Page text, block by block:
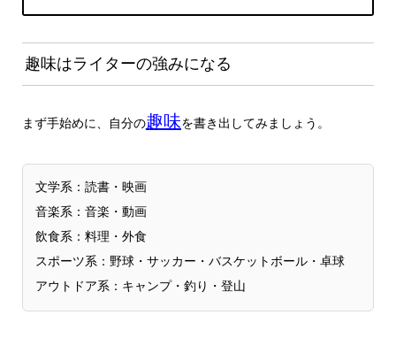
趣味はライターの強みになる
まず手始めに、自分の趣味を書き出してみましょう。
文学系：読書・映画
音楽系：音楽・動画
飲食系：料理・外食
スポーツ系：野球・サッカー・バスケットボール・卓球
アウトドア系：キャンプ・釣り・登山